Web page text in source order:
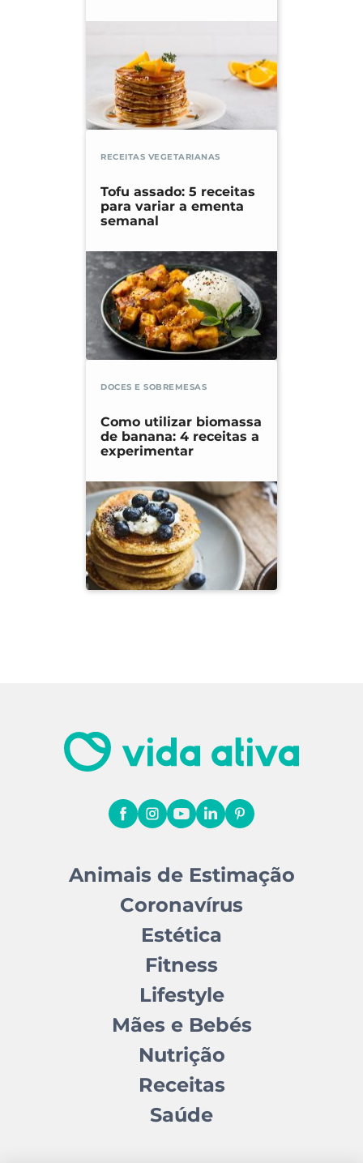
RECEITAS VEGETARIANAS
Tofu assado: 5 receitas
para variar a ementa
semanal
DOCES E SOBREMESAS
Como utilizar biomassa
de banana: 4 receitas a
experimentar
Animais de Estimação
Coronavírus
Estética
Fitness
Lifestyle
Mães e Bebés
Nutrição
Receitas
Saúde